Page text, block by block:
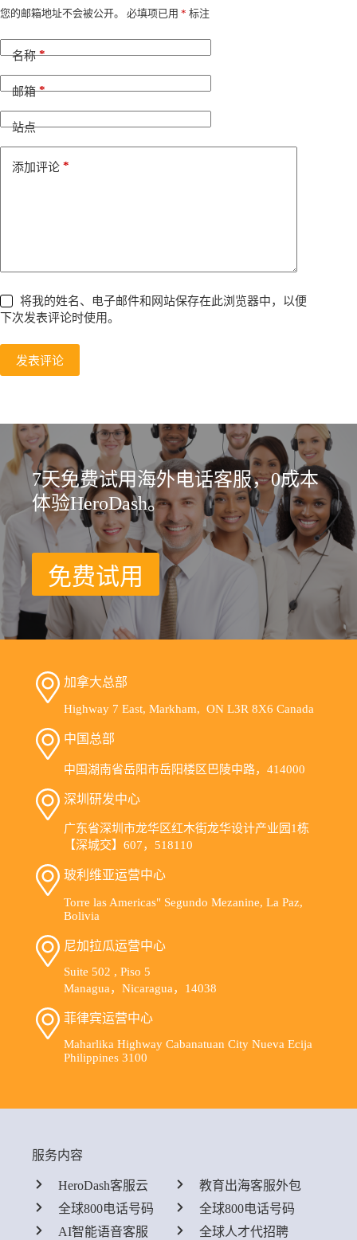
您的邮箱地址不会被公开。 必填项已用 * 标注
名称*
邮箱*
站点
添加评论 *
将我的姓名、电子邮件和网站保存在此浏览器中，以便
下次发表评论时使用。
发表评论
A
t
e
t
i
7天免费试用海外电话客服，0成本
体验HeroDash。
免费试用
加拿大总部
Highway 7 East, Markham, ON L3R 8X6 Canada
中国总部
中国湖南省岳阳市岳阳楼区巴陵中路，414000
深圳研发中心
广东省深圳市龙华区红木街龙华设计产业园1栋
【深城交】607，518110
玻利维亚运营中心
Torre las Americas" Segundo Mezanine, La Paz,
Bolivia
尼加拉瓜运营中心
Suite 502 , Piso 5
Managua，Nicaragua，14038
菲律宾运营中心
Maharlika Highway Cabanatuan City Nueva Ecija
Philippines 3100
服务内容
HeroDash客服云
全球800电话号码
AI智能语音客服
教育出海客服外包
全球800电话号码
全球人才代招聘